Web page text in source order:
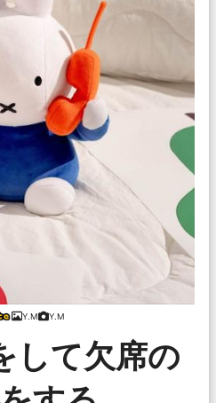
Y.M Y.M
して欠席の